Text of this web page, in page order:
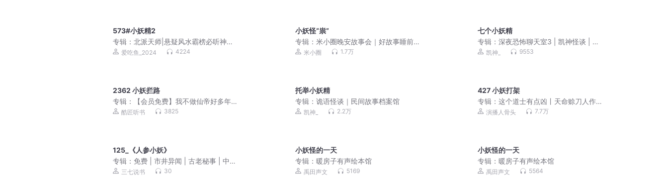
573#小妖精2
专辑： 北派天师|悬疑风水霸榜必听神作
爆款灵异|VIP免费
爱吃鱼_2024 4224
小妖怪“祟”
专辑：米小圈晚安故事会｜好故事睡前
必听米小圈 1.7万
七个小妖精
专辑：深夜恐怖聊天室3 | 凯神怪谈 | 听
友故事
凯神_ 9553
2362 小妖拦路
专辑：
【会员免费】我不做仙帝好多年|
重生都市仙帝|酷匠正版
酷匠听书 3825
托举小妖精
专辑：诡语怪谈｜民间故事档案馆
凯神_ 2.2万
427 小妖打架
专辑：这个道士有点凶丨天命赊刀人作
者丨都市捉鬼爽文
演播人骨头 7.7万
125_《人参小妖》
专辑： 免费 | 市井异闻 | 古老秘事 | 中国
民间故事
三七说书 30
小妖怪的一天
专辑：暖房子有声绘本馆
禹田声文 5169
小妖怪的一天
专辑：暖房子有声绘本馆
禹田声文 5564